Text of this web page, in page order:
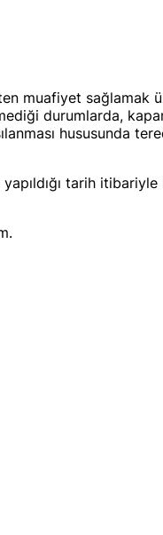
muafiyet sağlamak
durumlarda,
hususunda
tarih